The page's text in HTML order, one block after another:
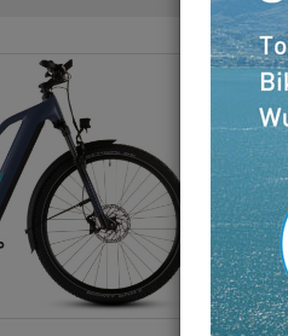
Art.Nr.
0.0von